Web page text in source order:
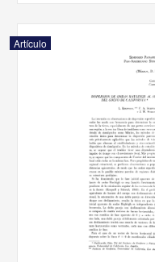
Artículo